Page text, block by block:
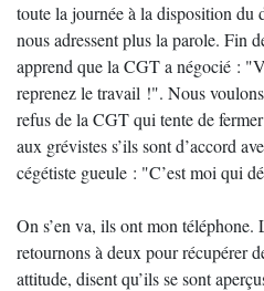
toute la journée à la disposition du
nous adressent plus la parole. Fin
apprend que la CGT a négocié :
reprenez le travail !". Nous
refus de la CGT qui tente de
aux grévistes s’ils sont d’accord
cégétiste gueule : "C’est moi qui
On s’en va, ils ont mon téléphone.
retournons à deux pour récupérer
attitude, disent qu’ils se sont